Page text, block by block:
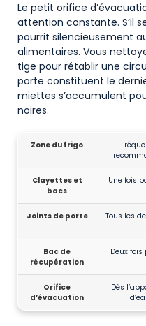
Le petit orifice
attention constante. S’il
pourrit silencieusement
alimentaires. Vous
tige pour rétablir une
porte constituent le
miettes s’accumulent
noires.
Zone du frigo
Clayettes et
bacs
Une fois
Joints de porte Tous les
Bac de
récupération
Deux fois
Orifice
d’évacuation
Dès